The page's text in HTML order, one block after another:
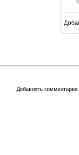
Добавлять комментарии